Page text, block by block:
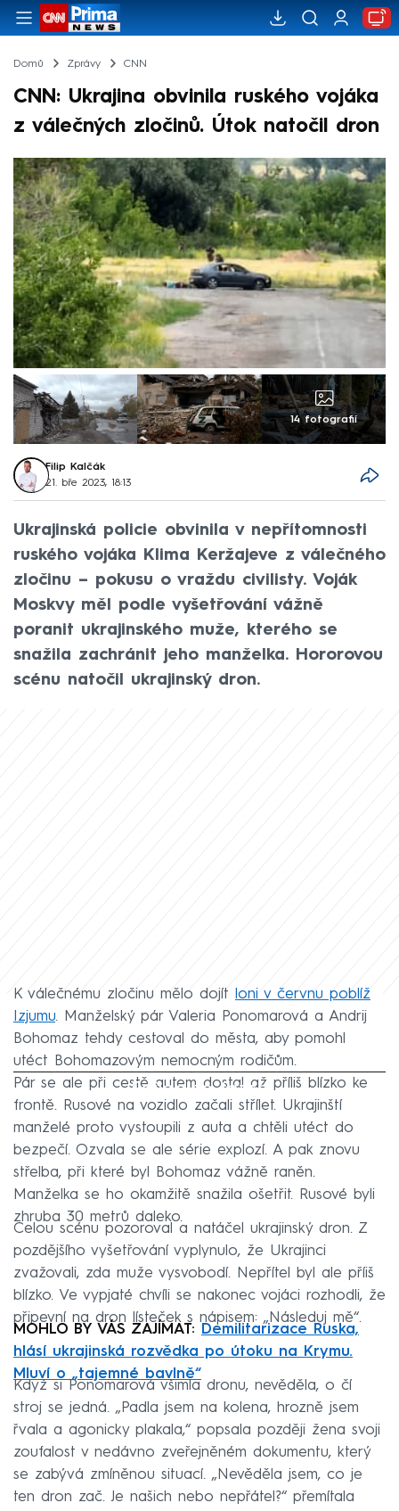
Domů Zprávy CNN
CNN: Ukrajina obvinila ruského vojáka
z válečných zločinů. Útok natočil dron
14 fotografií
Filip Kalčák
21. bře 2023, 18:13
Ukrajinská policie obvinila v nepřítomnosti
ruského vojáka Klima Keržajeve z válečného
zločinu – pokusu o vraždu civilisty. Voják
Moskvy měl podle vyšetřování vážně
poranit ukrajinského muže, kterého se
snažila zachránit jeho manželka. Hororovou
scénu natočil ukrajinský dron.
K válečnému zločinu mělo dojít loni v červnu poblíž
Izjumu. Manželský pár Valeria Ponomarová a Andrij
Bohomaz tehdy cestoval do města, aby pomohl
utéct Bohomazovým nemocným rodičům.
Failed to fetch
Pár se ale při cestě autem dostal až příliš blízko ke
frontě. Rusové na vozidlo začali střílet. Ukrajinští
manželé proto vystoupili z auta a chtěli utéct do
bezpečí. Ozvala se ale série explozí. A pak znovu
střelba, při které byl Bohomaz vážně raněn.
Manželka se ho okamžitě snažila ošetřit. Rusové byli
zhruba 30 metrů daleko.
Celou scénu pozoroval a natáčel ukrajinský dron. Z
pozdějšího vyšetřování vyplynulo, že Ukrajinci
zvažovali, zda muže vysvobodí. Nepřítel byl ale příiš
blízko. Ve vypjaté chvíli se nakonec vojáci rozhodli, že
připevní na dron lísteček s nápisem: „Následuj mě“.
MOHLO BY VÁS ZAJÍMAT: Demilitarizace Ruska,
hlásí ukrajinská rozvědka po útoku na Krymu.
Mluví o „tajemné bavlně“
Když si Ponomarová všimla dronu, nevěděla, o čí
stroj se jedná. „Padla jsem na kolena, hrozně jsem
řvala a agonicky plakala,“ popsala později žena svoji
zoufalost v nedávno zveřejněném dokumentu, který
se zabývá zmíněnou situací. „Nevěděla jsem, co je
ten dron zač. Je našich nebo nepřátel?“ přemítala